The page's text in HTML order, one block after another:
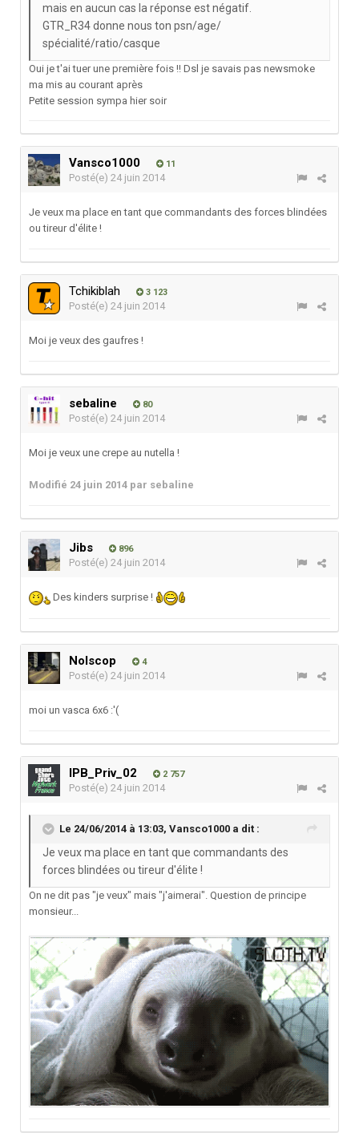
mais en aucun cas la réponse est négatif.
GTR_R34 donne nous ton psn/age/
spécialité/ratio/casque
Oui je t'ai tuer une première fois !! Dsl je savais pas newsmoke
ma mis au courant après
Petite session sympa hier soir
Vansco1000 11
Posté(e) 24 juin 2014
Je veux ma place en tant que commandants des forces blindées
ou tireur d'élite !
Tchikiblah 3 123
Posté(e) 24 juin 2014
Moi je veux des gaufres !
sebaline 80
Posté(e) 24 juin 2014
Moi je veux une crepe au nutella !
Modifié 24 juin 2014 par sebaline
Jibs 896
Posté(e) 24 juin 2014
Des kinders surprise !
Nolscop 4
Posté(e) 24 juin 2014
moi un vasca 6x6 :'(
IPB_Priv_02 2 757
Posté(e) 24 juin 2014
Le 24/06/2014 à 13:03, Vansco1000 a dit :
Je veux ma place en tant que commandants des
forces blindées ou tireur d'élite !
On ne dit pas "je veux" mais "j'aimerai". Question de principe
monsieur...